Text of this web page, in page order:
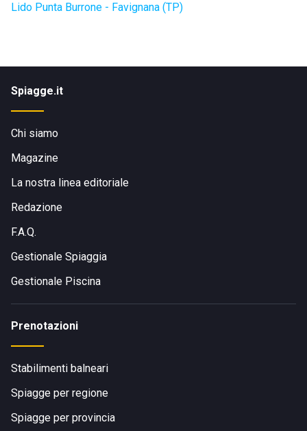
Lido Punta Burrone - Favignana (TP)
Spiagge.it
Chi siamo
Magazine
La nostra linea editoriale
Redazione
F.A.Q.
Gestionale Spiaggia
Gestionale Piscina
Prenotazioni
Stabilimenti balneari
Spiagge per regione
Spiagge per provincia